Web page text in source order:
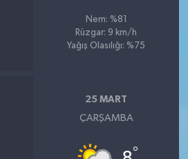
Nem: %81
Rüzgar: 9 km/h
Yağış Olasılığı: %75
25 MART
ÇARŞAMBA
°